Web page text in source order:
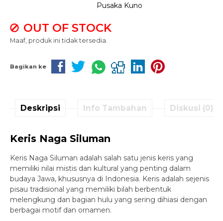
Pusaka Kuno
OUT OF STOCK
Maaf, produk ini tidak tersedia.
Bagikan ke
Deskripsi Info Tambahan Diskusi (0)
Keris Naga Siluman
Keris Naga Siluman adalah salah satu jenis keris yang
memiliki nilai mistis dan kultural yang penting dalam
budaya Jawa, khususnya di Indonesia. Keris adalah sejenis
pisau tradisional yang memiliki bilah berbentuk
melengkung dan bagian hulu yang sering dihiasi dengan
berbagai motif dan ornamen.